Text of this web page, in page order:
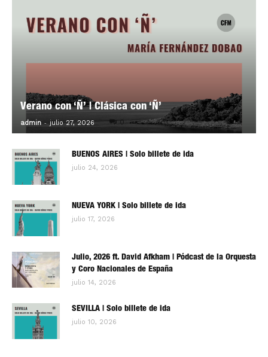
Verano con ‘Ñ’ | Clásica con ‘Ñ’
admin - julio 27, 2026 0
BUENOS AIRES | Solo billete de ida
julio 24, 2026
NUEVA YORK | Solo billete de ida
julio 17, 2026
Julio, 2026 ft. David Afkham | Pódcast de la Orquesta
y Coro Nacionales de España
julio 14, 2026
SEVILLA | Solo billete de ida
julio 10, 2026